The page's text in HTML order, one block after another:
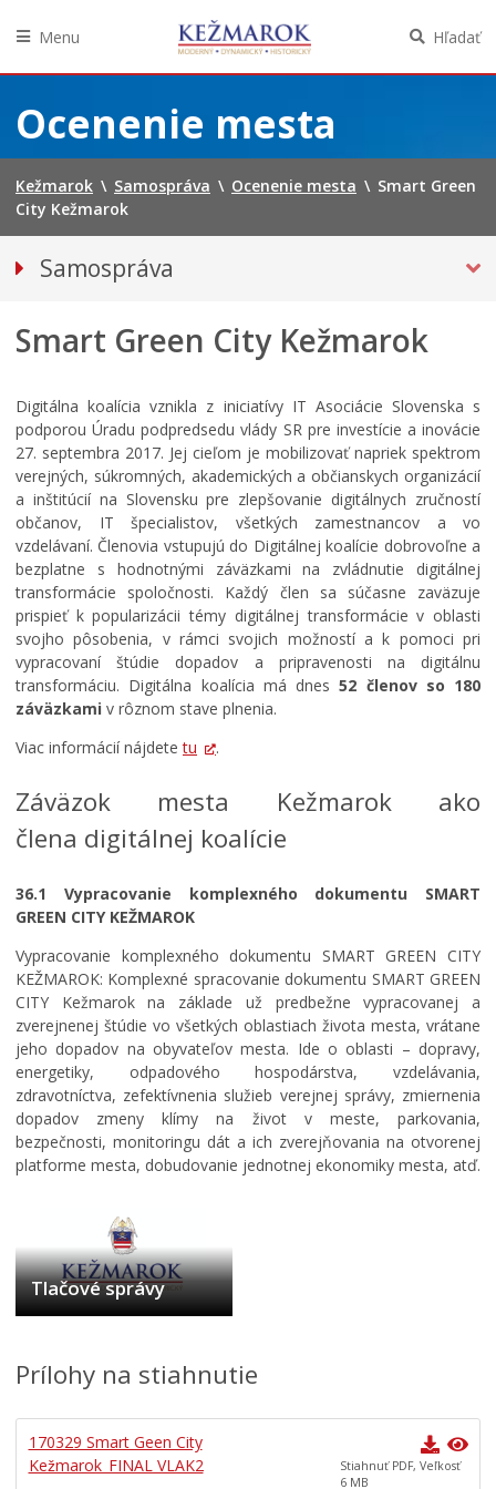
obsah
Menu Hľadať
Ocenenie mesta
Kežmarok \ Samospráva \ Ocenenie mesta \ Smart Green
City Kežmarok
Samospráva
Mestské zastupiteľstvo
Mestská školská rada
Elektronická verejná správa
Centrálna úradná elektronická tabuľa
Všeobecne záväzné nariadenia
Územné plánovanie
Organizácie
Oznamy mesta
Transparentné mesto
Geo informačný systém – Kežmarok
Tlačové správy
Rozvoj mesta
Voľby do orgánov samosprávy obcí a samosprávnych
Smart Green City Kežmarok
Digitálna koalícia vznikla z iniciatívy IT Asociácie Slovenska s
podporou Úradu podpredsedu vlády SR pre investície a inovácie
27. septembra 2017. Jej cieľom je mobilizovať napriek spektrom
verejných, súkromných, akademických a občianskych organizácií
a inštitúcií na Slovensku pre zlepšovanie digitálnych zručností
občanov, IT špecialistov, všetkých zamestnancov a vo
vzdelávaní. Členovia vstupujú do Digitálnej koalície dobrovoľne a
bezplatne s hodnotnými záväzkami na zvládnutie digitálnej
transformácie spoločnosti. Každý člen sa súčasne zaväzuje
prispieť k popularizácii témy digitálnej transformácie v oblasti
svojho pôsobenia, v rámci svojich možností a k pomoci pri
vypracovaní štúdie dopadov a pripravenosti na digitálnu
transformáciu. Digitálna koalícia má dnes52 členov so 180
záväzkami v rôznom stave plnenia.
Viac informácií nájdetetu .
Záväzok mesta Kežmarok ako
člena digitálnej koalície
36.1 Vypracovanie komplexného dokumentu SMART
GREEN CITY KEŽMAROK
Vypracovanie komplexného dokumentu SMART GREEN CITY
KEŽMAROK: Komplexné spracovanie dokumentu SMART GREEN
CITY Kežmarok na základe už predbežne vypracovanej a
zverejnenej štúdie vo všetkých oblastiach života mesta, vrátane
jeho dopadov na obyvateľov mesta. Ide o oblasti – dopravy,
energetiky, odpadového hospodárstva, vzdelávania,
zdravotníctva, zefektívnenia služieb verejnej správy, zmiernenia
dopadov zmeny klímy na život v meste, parkovania,
bezpečnosti, monitoringu dát a ich zverejňovania na otvorenej
platforme mesta, dobudovanie jednotnej ekonomiky mesta, atď.
Tlačové správy
Prílohy na stiahnutie
170329 Smart Geen City
Kežmarok_FINAL VLAK2
Stiahnuť PDF, Veľkosť
6 MB